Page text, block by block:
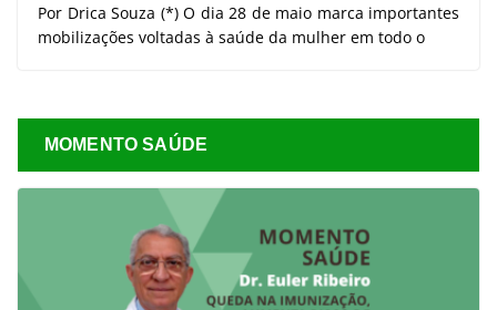
Por Drica Souza (*) O dia 28 de maio marca importantes
mobilizações voltadas à saúde da mulher em todo o
MOMENTO SAÚDE